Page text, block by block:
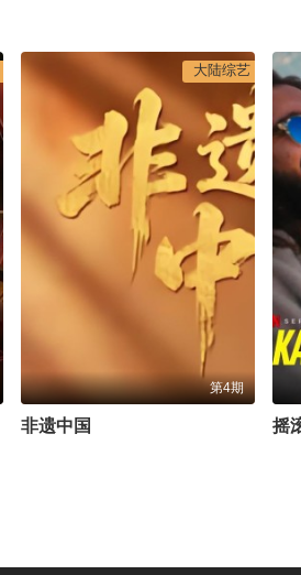
大陆综艺
第4期
非遗中国 摇